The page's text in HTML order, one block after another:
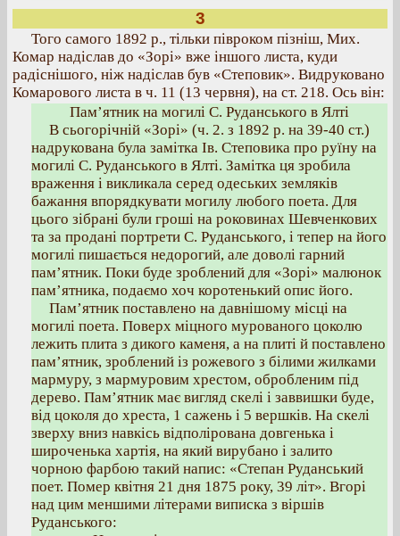
3
Того самого 1892 р., тільки півроком пізніш, Мих.
Комар надіслав до «Зорі» вже іншого листа, куди
радіснішого, ніж надіслав був «Степовик». Видруковано
Комарового листа в ч. 11 (13 червня), на ст. 218. Ось він:
Пам’ятник на могилі С. Руданського в Ялті
В сьогорічній «Зорі» (ч. 2. з 1892 р. на 39-40 ст.)
надрукована була замітка Ів. Степовика про руїну на
могилі С. Руданського в Ялті. Замітка ця зробила
враження і викликала серед одеських земляків
бажання впорядкувати могилу любого поета. Для
цього зібрані були гроші на роковинах Шевченкових
та за продані портрети С. Руданського, і тепер на його
могилі пишається недорогий, але доволі гарний
пам’ятник. Поки буде зроблений для «Зорі» малюнок
пам’ятника, подаємо хоч коротенький опис його.
Пам’ятник поставлено на давнішому місці на
могилі поета. Поверх міцного мурованого цоколю
лежить плита з дикого каменя, а на плиті й поставлено
пам’ятник, зроблений із рожевого з білими жилками
мармуру, з мармуровим хрестом, обробленим під
дерево. Пам’ятник має вигляд скелі і заввишки буде,
від цоколя до хреста, 1 сажень і 5 вершків. На скелі
зверху вниз навкісь відполірована довгенька і
широченька хартія, на який вирубано і залито
чорною фарбою такий напис: «Степан Руданський
поет. Помер квітня 21 дня 1875 року, 39 літ». Вгорі
над цим меншими літерами виписка з віршів
Руданського: